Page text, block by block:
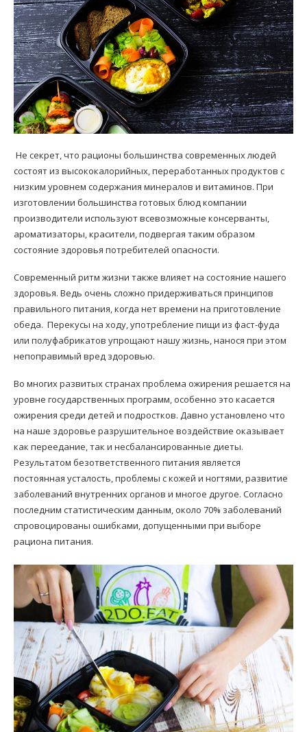
Не секрет, что рационы большинства современных людей
состоят из высококалорийных, переработанных продуктов с
низким уровнем содержания минералов и витаминов. При
изготовлении большинства готовых блюд компании
производители используют всевозможные консерванты,
ароматизаторы, красители, подвергая таким образом
состояние здоровья потребителей опасности.
Современный ритм жизни также влияет на состояние нашего
здоровья. Ведь очень сложно придерживаться принципов
правильного питания, когда нет времени на приготовление
обеда. Перекусы на ходу, употребление пищи из фаст-фуда
или полуфабрикатов упрощают нашу жизнь, нанося при этом
непоправимый вред здоровью.
Во многих развитых странах проблема ожирения решается на
уровне государственных программ, особенно это касается
ожирения среди детей и подростков. Давно установлено что
на наше здоровье разрушительное воздействие оказывает
как переедание, так и несбалансированные диеты.
Результатом безответственного питания является
постоянная усталость, проблемы с кожей и ногтями, развитие
заболеваний внутренних органов и многое другое. Согласно
последним статистическим данным, около 70% заболеваний
спровоцированы ошибками, допущенными при выборе
рациона питания.